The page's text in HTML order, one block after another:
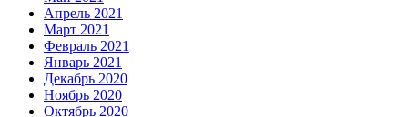
Апрель 2021
Март 2021
Февраль 2021
Январь 2021
Декабрь 2020
Ноябрь 2020
Октябрь 2020